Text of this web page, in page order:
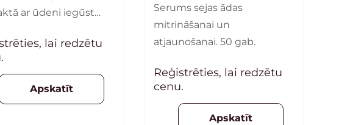
ar ūdeni iegūst
visiem ādas
lai redzētu
Apskatīt
Serums sejas ādas
mitrināšanai un
atjaunošanai. 50 gab.
Reģistrēties, lai redzētu
cenu.
Apskatīt